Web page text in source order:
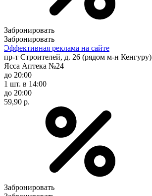
Забронировать
Забронировать
Эффективная реклама на сайте
пр-т Строителей, д. 26 (рядом м-н Кенгуру)
Ясса Аптека №24
до 20:00
1 шт. в 14:00
до 20:00
59,90 р.
Забронировать